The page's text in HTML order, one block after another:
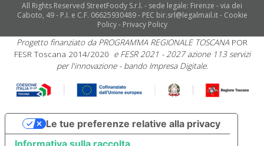
All Rights Reserved StreetFoody S.r.l. - sede legale: Firenze - via dei
Caboto, 49 - P.I. e C.F. 06625930489 - PEC bir.srl@legalmail.it - Cookie
Policy- Privacy Policy
Progetto finanziato da PROGRAMMA REGIONALE TOSCANA POR
FESR Toscana 2014/2020 e FESR 2021 - 2027 azione 113 servizi
per l'innovazione - bando Impresa Digitale.
Le tue preferenze relative alla privacy